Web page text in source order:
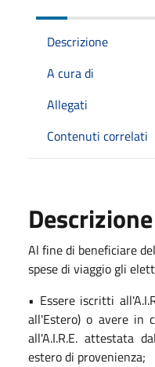
Descrizione
A cura di
Allegati
Contenuti correlati
Descrizione
Al fine di beneficiare
spese di viaggio gli
• Essere iscritti
all'Estero) o avere in
all'A.I.R.E. attestata
estero di provenienza;